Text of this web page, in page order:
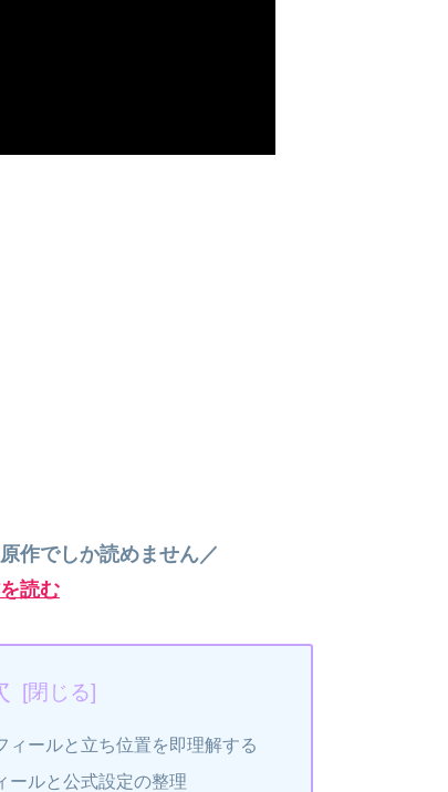
作でしか読めません／
読む
ィールと立ち位置を即理解する
ールと公式設定の整理